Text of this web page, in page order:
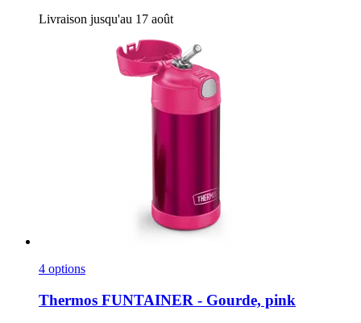
Livraison jusqu'au 17 août
4 options
Thermos FUNTAINER -​ Gourde, pink